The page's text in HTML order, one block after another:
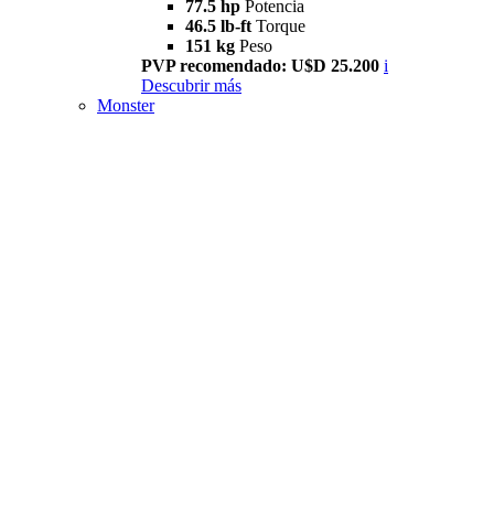
77.5 hp Potencia
46.5 lb-ft Torque
151 kg Peso
PVP recomendado: U$D 25.200 i
Descubrir más
Monster